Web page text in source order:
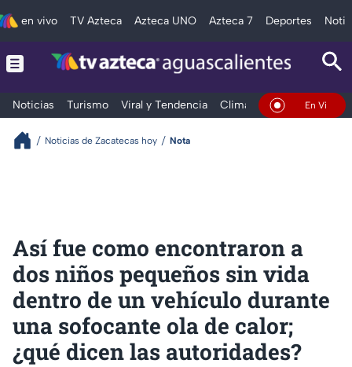
en vivo TV Azteca Azteca UNO Azteca 7 Deportes
Noticias Turismo Viral y Tendencia Clima DeportesEn Vivo
Noticias de Zacatecas hoy Nota
Así fue como encontraron a
dos niños pequeños sin vida
dentro de un vehículo durante
una sofocante ola de calor;
¿qué dicen las autoridades?